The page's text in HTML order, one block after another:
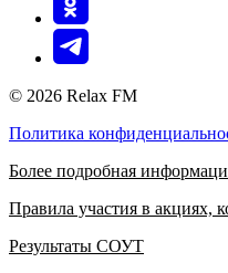
© 2026 Relax FM
Политика
Более подробная
Правила участия в акциях,
Результаты СОУТ